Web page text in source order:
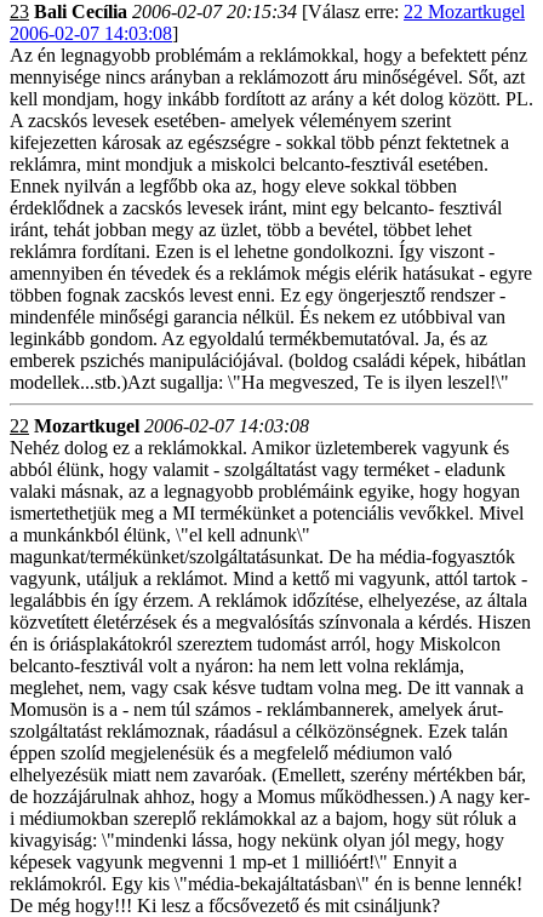
23 Bali Cecília 2006-02-07 20:15:34 [Válasz erre: 22 Mozartkugel
2006-02-07 14:03:08]
Az én legnagyobb problémám a reklámokkal, hogy a befektett pénz
mennyisége nincs arányban a reklámozott áru minőségével. Sőt, azt
kell mondjam, hogy inkább fordított az arány a két dolog között. PL.
A zacskós levesek esetében- amelyek véleményem szerint
kifejezetten károsak az egészségre - sokkal több pénzt fektetnek a
reklámra, mint mondjuk a miskolci belcanto-fesztivál esetében.
Ennek nyilván a legfőbb oka az, hogy eleve sokkal többen
érdeklődnek a zacskós levesek iránt, mint egy belcanto- fesztivál
iránt, tehát jobban megy az üzlet, több a bevétel, többet lehet
reklámra fordítani. Ezen is el lehetne gondolkozni. Így viszont -
amennyiben én tévedek és a reklámok mégis elérik hatásukat - egyre
többen fognak zacskós levest enni. Ez egy öngerjesztő rendszer -
mindenféle minőségi garancia nélkül. És nekem ez utóbbival van
leginkább gondom. Az egyoldalú termékbemutatóval. Ja, és az
emberek pszichés manipulációjával. (boldog családi képek, hibátlan
modellek...stb.)Azt sugallja: \"Ha megveszed, Te is ilyen leszel!\"
22 Mozartkugel 2006-02-07 14:03:08
Nehéz dolog ez a reklámokkal. Amikor üzletemberek vagyunk és
abból élünk, hogy valamit - szolgáltatást vagy terméket - eladunk
valaki másnak, az a legnagyobb problémáink egyike, hogy hogyan
ismertethetjük meg a MI termékünket a potenciális vevőkkel. Mivel
a munkánkból élünk, \"el kell adnunk\"
magunkat/termékünket/szolgáltatásunkat. De ha média-fogyasztók
vagyunk, utáljuk a reklámot. Mind a kettő mi vagyunk, attól tartok -
legalábbis én így érzem. A reklámok időzítése, elhelyezése, az általa
közvetített életérzések és a megvalósítás színvonala a kérdés. Hiszen
én is óriásplakátokról szereztem tudomást arról, hogy Miskolcon
belcanto-fesztivál volt a nyáron: ha nem lett volna reklámja,
meglehet, nem, vagy csak késve tudtam volna meg. De itt vannak a
Momusön is a - nem túl számos - reklámbannerek, amelyek árut-
szolgáltatást reklámoznak, ráadásul a célközönségnek. Ezek talán
éppen szolíd megjelenésük és a megfelelő médiumon való
elhelyezésük miatt nem zavaróak. (Emellett, szerény mértékben bár,
de hozzájárulnak ahhoz, hogy a Momus működhessen.) A nagy ker-
i médiumokban szereplő reklámokkal az a bajom, hogy süt róluk a
kivagyiság: \"mindenki lássa, hogy nekünk olyan jól megy, hogy
képesek vagyunk megvenni 1 mp-et 1 millióért!\" Ennyit a
reklámokról. Egy kis \"média-bekajáltatásban\" én is benne lennék!
De még hogy!!! Ki lesz a főcsővezető és mit csináljunk?